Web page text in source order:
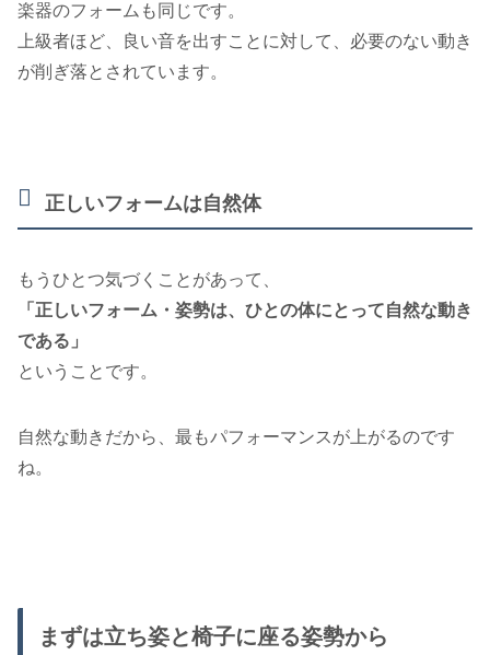
楽器のフォームも同じです。
上級者ほど、良い音を出すことに対して、必要のない動き
が削ぎ落とされています。
正しいフォームは自然体
もうひとつ気づくことがあって、
「正しいフォーム・姿勢は、ひとの体にとって自然な動き
である」
ということです。
自然な動きだから、最もパフォーマンスが上がるのです
ね。
まずは立ち姿と椅子に座る姿勢から